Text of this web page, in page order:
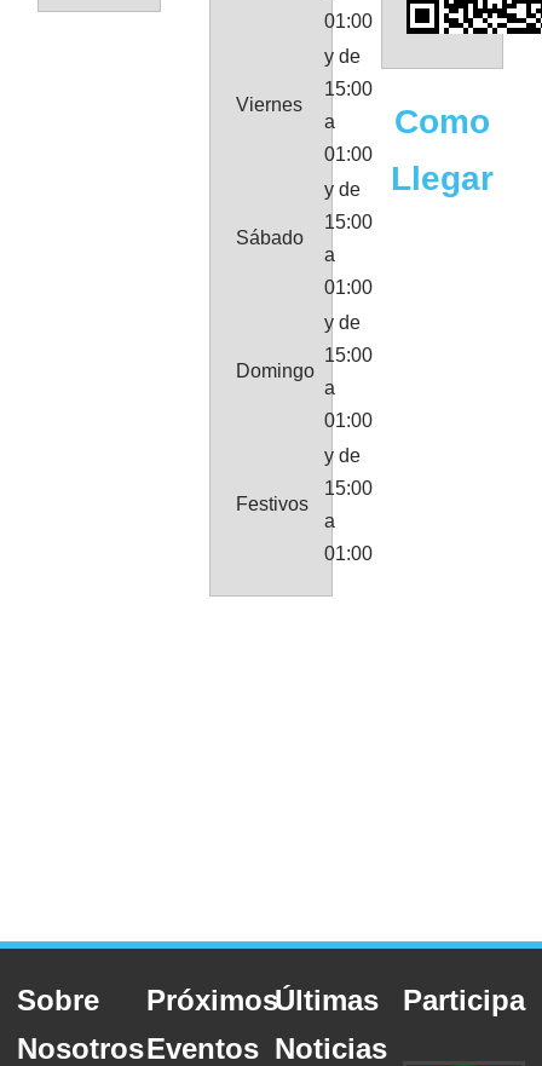
01:00
Viernes
y de
15:00
a
01:00
Sábado
y de
15:00
a
01:00
Domingo
y de
15:00
a
01:00
Festivos
y de
15:00
a
01:00
Como
Llegar
Sobre
Nosotros
Próximos
Eventos
Últimas
Noticias
Participa